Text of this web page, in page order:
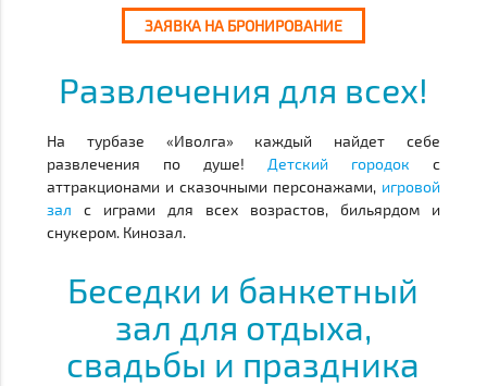
ЗАЯВКА НА БРОНИРОВАНИЕ
Развлечения для всех!
На турбазе «Иволга» каждый найдет себе
развлечения по душе! Детский городок с
аттракционами и сказочными персонажами, игровой
зал с играми для всех возрастов, бильярдом и
снукером. Кинозал.
Беседки и банкетный
зал для отдыха,
свадьбы и праздника